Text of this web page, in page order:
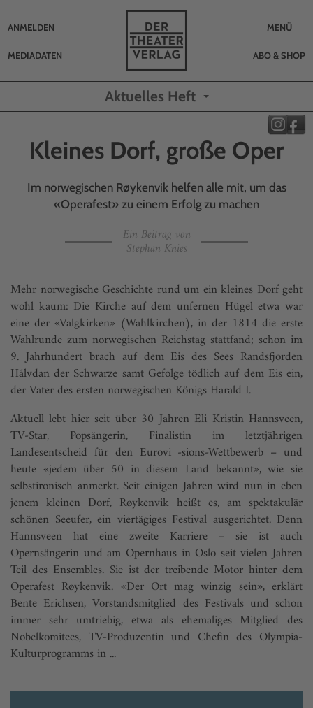
Toggle
MENÜ
ABO & SHOP
MEDIADATEN
Toggle
navigation
ANMELDEN
Aktuelles Heft
Kleines Dorf, große Oper
Im norwegischen Røykenvik helfen alle mit, um das
«Operafest» zu einem Erfolg zu machen
Ein Beitrag von
Stephan Knies
Mehr norwegische Geschichte rund um ein kleines Dorf geht
wohl kaum: Die Kirche auf dem unfernen Hügel etwa war
eine der «Valgkirken» (Wahlkirchen), in der 1814 die erste
Wahlrunde zum norwegischen Reichstag stattfand; schon im
9. Jahrhundert brach auf dem Eis des Sees Randsfjorden
Hálvdan der Schwarze samt Gefolge tödlich auf dem Eis ein,
der Vater des ersten norwegischen Königs Harald I.
Aktuell lebt hier seit über 30 Jahren Eli Kristin Hannsveen,
TV-Star, Popsängerin, Finalistin im letztjährigen
Landesentscheid für den Eurovi -sions-Wettbewerb – und
heute «jedem über 50 in diesem Land bekannt», wie sie
selbstironisch anmerkt. Seit einigen Jahren wird nun in eben
jenem kleinen Dorf, Røykenvik heißt es, am spektakulär
schönen Seeufer, ein viertägiges Festival ausgerichtet. Denn
Hannsveen hat eine zweite Karriere – sie ist auch
Opernsängerin und am Opernhaus in Oslo seit vielen Jahren
Teil des Ensembles. Sie ist der treibende Motor hinter dem
Operafest Røykenvik. «Der Ort mag winzig sein», erklärt
Bente Erichsen, Vorstandsmitglied des Festivals und schon
immer sehr umtriebig, etwa als ehemaliges Mitglied des
Nobelkomitees, TV-Produzentin und Chefin des Olympia-
Kulturprogramms in ...